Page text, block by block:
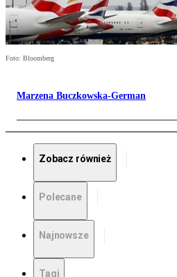
Foto: Bloomberg
Marzena Buczkowska-German
Zobacz również
Polecane
Najnowsze
Tagi